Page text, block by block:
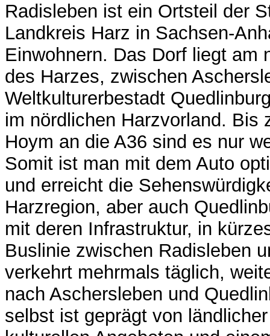
Radisleben ist ein Ortsteil der
Landkreis Harz in Sachsen-
Einwohnern. Das Dorf liegt am
des Harzes, zwischen
Weltkulturerbestadt
im nördlichen Harzvorland. Bis
Hoym an die A36 sind es nur
Somit ist man mit dem Auto
und erreicht die
Harzregion, aber auch
mit deren Infrastruktur, in
Buslinie zwischen Radisleben
verkehrt mehrmals täglich,
nach Aschersleben und
selbst ist geprägt von